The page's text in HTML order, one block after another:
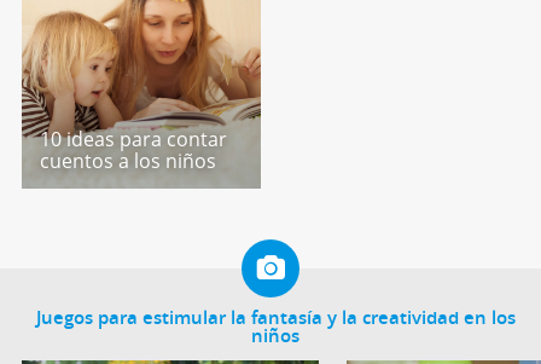
10 ideas para contar
cuentos a los niños
Juegos para estimular la fantasía y la creatividad en los
niños